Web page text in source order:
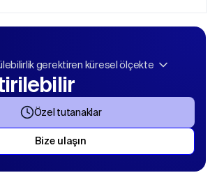
gerektiren küresel ölçekte
Özel tutanaklar
Bize ulaşın